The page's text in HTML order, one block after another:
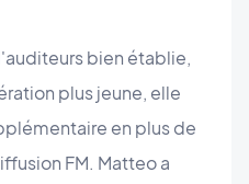
bien établie,
plus jeune, elle
en plus de
FM. Matteo a